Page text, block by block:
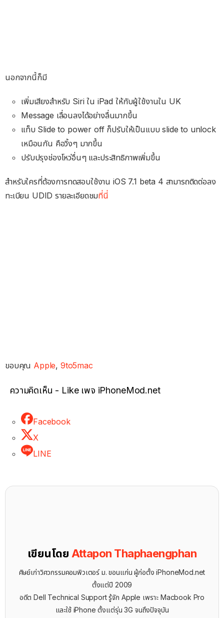
นอกจากนี้ก็มี
เพิ่มเสียงสำหรับ Siri ใน iPad ให้กับผู้ใช้งานใน UK
Message เลื่อนลงได้อย่างลื่นมากขึ้น
แท็บ Slide to power off ก็ปรับให้เป็นแบบ slide to unlock
เหมือนกัน คือวิ้งๆ มากขึ้น
ปรับปรุงช่องโหว่อื่นๆ และประสิทธิภาพเพิ่มขึ้น
สำหรับใครที่ต้องการทดสอบใช้งาน iOS 7.1 beta 4 สามารถติดต่อลง
ทะเบียน UDID รายละเอียดชมที่นี่
ขอบคุณ Apple, 9to5mac
ความคิดเห็น - Like เพจ iPhoneMod.net
Facebook
X
LINE
เขียนโดย Attapon Thaphaengphan
ศิษย์เก่าวิศวกรรมคอมพิวเตอร์ ม. ขอนแก่น ผู้ก่อตั้ง iPhoneMod.net
ตั้งแต่ปี 2009
อดีต Dell Technical Support รู้จัก ​Apple เพราะ Macbook Pro
และใช้ iPhone ตั้งแต่รุ่น 3G จนถึงปัจจุบัน